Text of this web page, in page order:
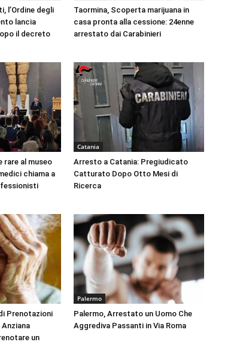
l’Ordine degli
lancia
il decreto
Taormina, Scoperta marijuana in
casa pronta alla cessione: 24enne
arrestato dai Carabinieri
rare al museo
chiama a
Catania
Arresto a Catania: Pregiudicato
Catturato Dopo Otto Mesi di
Ricerca
Prenotazioni
un
Palermo
Palermo, Arrestato un Uomo Che
Aggrediva Passanti in Via Roma